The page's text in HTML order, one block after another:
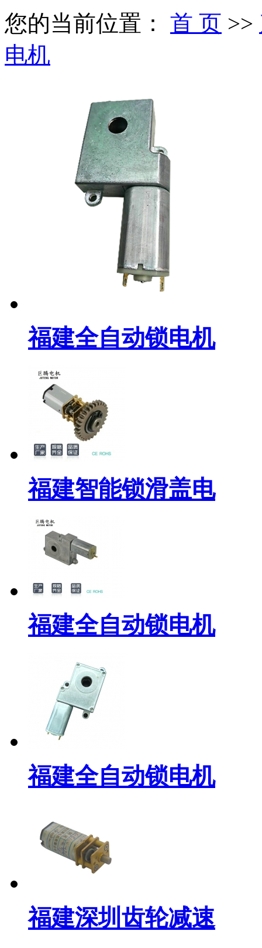
您的当前位置： 首 页 >>
电机
福建全自动锁电机
福建智能锁滑盖电
福建全自动锁电机
福建全自动锁电机
福建深圳齿轮减速